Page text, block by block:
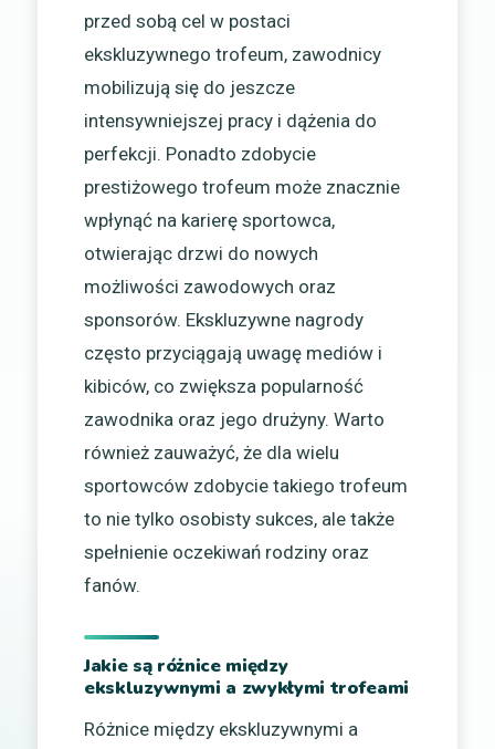
przed sobą cel w postaci
ekskluzywnego trofeum, zawodnicy
mobilizują się do jeszcze
intensywniejszej pracy i dążenia do
perfekcji. Ponadto zdobycie
prestiżowego trofeum może znacznie
wpłynąć na karierę sportowca,
otwierając drzwi do nowych
możliwości zawodowych oraz
sponsorów. Ekskluzywne nagrody
często przyciągają uwagę mediów i
kibiców, co zwiększa popularność
zawodnika oraz jego drużyny. Warto
również zauważyć, że dla wielu
sportowców zdobycie takiego trofeum
to nie tylko osobisty sukces, ale także
spełnienie oczekiwań rodziny oraz
fanów.
Jakie są różnice między
ekskluzywnymi a zwykłymi trofeami
Różnice między ekskluzywnymi a